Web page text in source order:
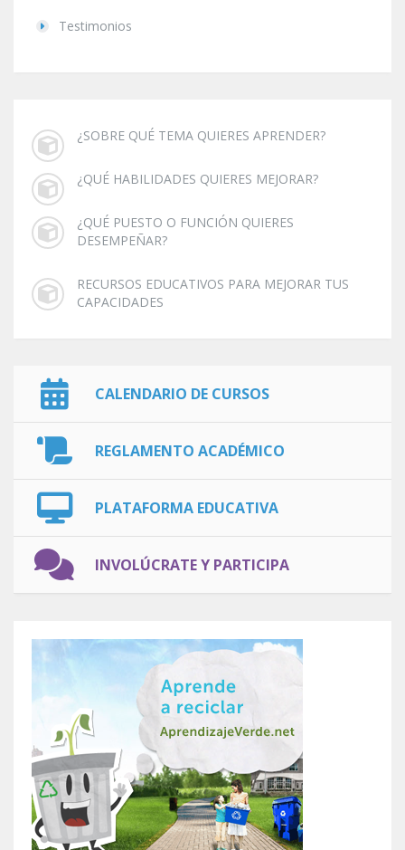
Testimonios
¿SOBRE QUÉ TEMA QUIERES APRENDER?
¿QUÉ HABILIDADES QUIERES MEJORAR?
¿QUÉ PUESTO O FUNCIÓN QUIERES
DESEMPEÑAR?
RECURSOS EDUCATIVOS PARA MEJORAR TUS
CAPACIDADES
CALENDARIO DE CURSOS
REGLAMENTO ACADÉMICO
PLATAFORMA EDUCATIVA
INVOLÚCRATE Y PARTICIPA